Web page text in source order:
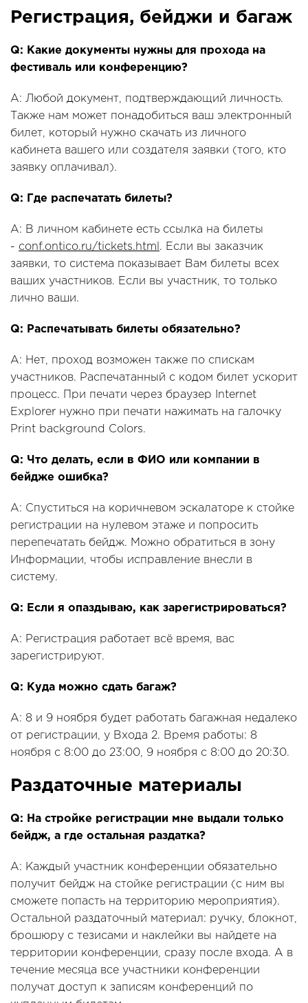
Регистрация, бейджи и багаж
Q: Какие документы нужны для прохода на
фестиваль или конференцию?
A: Любой документ, подтверждающий личность.
Также нам может понадобиться ваш электронный
билет, который нужно скачать из личного
кабинета вашего или создателя заявки (того, кто
заявку оплачивал).
Q: Где распечатать билеты?
A: В личном кабинете есть ссылка на билеты
- conf.ontico.ru/tickets.html . Если вы заказчик
заявки, то система показывает Вам билеты всех
ваших участников. Если вы участник, то только
лично ваши.
Q: Распечатывать билеты обязательно?
A: Нет, проход возможен также по спискам
участников. Распечатанный с кодом билет ускорит
процесс. При печати через браузер Internet
Explorer нужно при печати нажимать на галочку
Print background Colors.
Q: Что делать, если в ФИО или компании в
бейдже ошибка?
A: Спуститься на коричневом эскалаторе к стойке
регистрации на нулевом этаже и попросить
перепечатать бейдж. Можно обратиться в зону
Информации, чтобы исправление внесли в
систему.
Q: Если я опаздываю, как зарегистрироваться?
A: Регистрация работает всё время, вас
зарегистрируют.
Q: Куда можно сдать багаж?
A: 8 и 9 ноября будет работать багажная недалеко
от регистрации, у Входа 2. Время работы: 8
ноября с 8:00 до 23:00, 9 ноября с 8:00 до 20:30.
Раздаточные материалы
Q: На стройке регистрации мне выдали только
бейдж, а где остальная раздатка?
A: Каждый участник конференции обязательно
получит бейдж на стойке регистрации (с ним вы
сможете попасть на территорию мероприятия).
Остальной раздаточный материал: ручку, блокнот,
брошюру с тезисами и наклейки вы найдете на
территории конференции, сразу после входа. А в
течение месяца все участники конференции
получат доступ к записям конференций по